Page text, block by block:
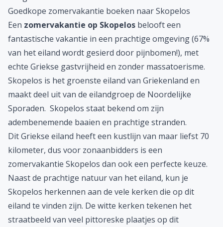
Goedkope zomervakantie boeken naar Skopelos
Een zomervakantie op Skopelos belooft een
fantastische vakantie in een prachtige omgeving (67%
van het eiland wordt gesierd door pijnbomen!), met
echte Griekse gastvrijheid en zonder massatoerisme.
Skopelos is het groenste eiland van Griekenland en
maakt deel uit van de eilandgroep de Noordelijke
Sporaden. Skopelos staat bekend om zijn
adembenemende baaien en prachtige stranden.
Dit Griekse eiland heeft een kustlijn van maar liefst 70
kilometer, dus voor zonaanbidders is een
zomervakantie Skopelos dan ook een perfecte keuze.
Naast de prachtige natuur van het eiland, kun je
Skopelos herkennen aan de vele kerken die op dit
eiland te vinden zijn. De witte kerken tekenen het
straatbeeld van veel pittoreske plaatjes op dit